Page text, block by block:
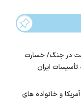
نفت در جنگ/ خسارت
تأسیسات ایران
و خانواده های